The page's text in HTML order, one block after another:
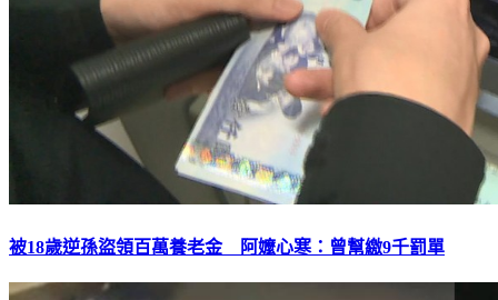
被18歲逆孫盜領百萬養老金 阿嬤心寒：曾幫繳9千罰單